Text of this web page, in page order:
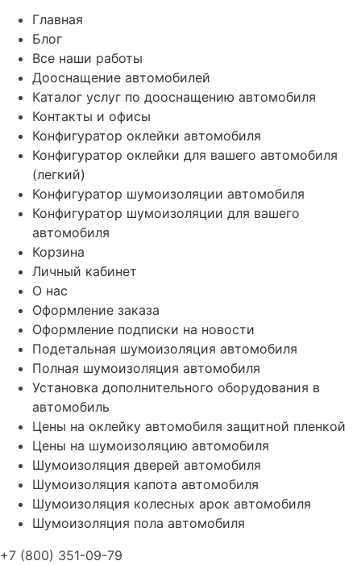
Главная
Блог
Все наши работы
Дооснащение автомобилей
Каталог услуг по дооснащению автомобиля
Контакты и офисы
Конфигуратор оклейки автомобиля
Конфигуратор оклейки для вашего автомобиля
(легкий)
Конфигуратор шумоизоляции автомобиля
Конфигуратор шумоизоляции для вашего
автомобиля
Корзина
Личный кабинет
О нас
Оформление заказа
Оформление подписки на новости
Подетальная шумоизоляция автомобиля
Полная шумоизоляция автомобиля
Установка дополнительного оборудования в
автомобиль
Цены на оклейку автомобиля защитной пленкой
Цены на шумоизоляцию автомобиля
Шумоизоляция дверей автомобиля
Шумоизоляция капота автомобиля
Шумоизоляция колесных арок автомобиля
Шумоизоляция пола автомобиля
+7 (800) 351-09-79